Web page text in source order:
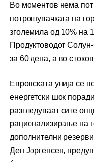
Во моментов нема
потрошувачката на
зголемила од 10% на
Продуктоводот
за 60 дена, а во
Европската унија се
енергетски шок
разгледуваат сите
рационализирање на
дополнителни
Ден Јоргенсен,